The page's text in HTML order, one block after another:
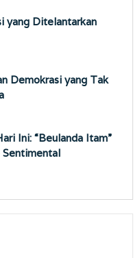
yang Ditelantarkan
Demokrasi yang Tak
Ini: “Beulanda Itam”
Sentimental